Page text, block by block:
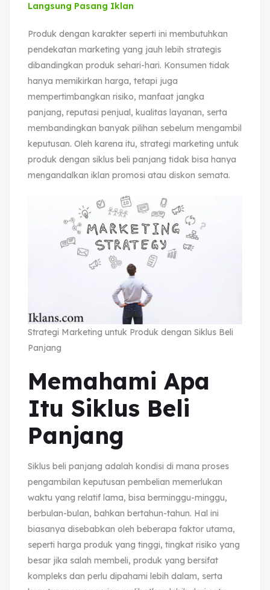
Langsung Pasang Iklan
Produk dengan karakter seperti ini membutuhkan
pendekatan marketing yang jauh lebih strategis
dibandingkan produk sehari-hari. Konsumen tidak
hanya memikirkan harga, tetapi juga
mempertimbangkan risiko, manfaat jangka
panjang, reputasi penjual, kualitas layanan, serta
membandingkan banyak pilihan sebelum mengambil
keputusan. Oleh karena itu, strategi marketing untuk
produk dengan siklus beli panjang tidak bisa hanya
mengandalkan iklan promosi atau diskon semata.
Strategi Marketing untuk Produk dengan Siklus Beli
Panjang
Memahami Apa
Itu Siklus Beli
Panjang
Siklus beli panjang adalah kondisi di mana proses
pengambilan keputusan pembelian memerlukan
waktu yang relatif lama, bisa berminggu-minggu,
berbulan-bulan, bahkan bertahun-tahun. Hal ini
biasanya disebabkan oleh beberapa faktor utama,
seperti harga produk yang tinggi, tingkat risiko yang
besar jika salah membeli, produk yang bersifat
kompleks dan perlu dipahami lebih dalam, serta